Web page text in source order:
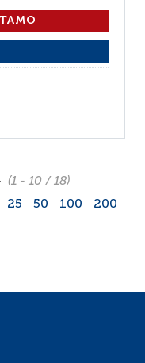
(1 - 10 / 18)
25 50 100 200